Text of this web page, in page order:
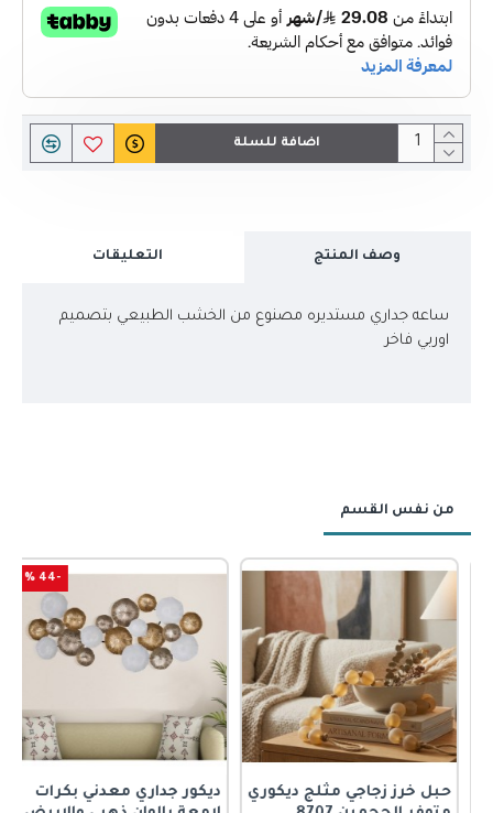
اضافة للسلة
وصف المنتج التعليقات
ساعه جداري مستديره مصنوع من الخشب الطبيعي بتصميم
اوربي فاخر
من نفس القسم
حبل خرز زجاجي مثلج ديكوري
-44 %
ديكور جداري معدني بكرات